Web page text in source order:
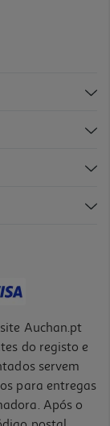
Auchan.pt
do registo e
servem
para entregas
Após o